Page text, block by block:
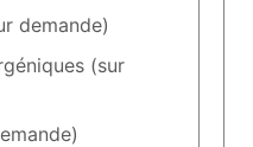
demande)
(sur